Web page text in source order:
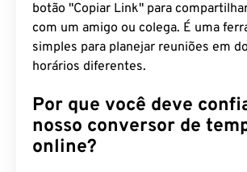
botão "Copiar Link" para
com um amigo ou colega. É uma
simples para planejar reuniões em
horários diferentes.
Por que você deve
nosso conversor de
online?